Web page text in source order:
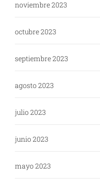
noviembre 2023
octubre 2023
septiembre 2023
agosto 2023
julio 2023
junio 2023
mayo 2023